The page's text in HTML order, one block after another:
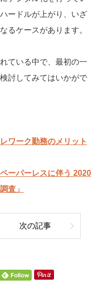
ードルが上がり、いざ
るケースがあります。
ている中で、最初の一
討してみてはいかがで
レワーク勤務のメリット
ペーパーレスに伴う 2020
査」
次の記事